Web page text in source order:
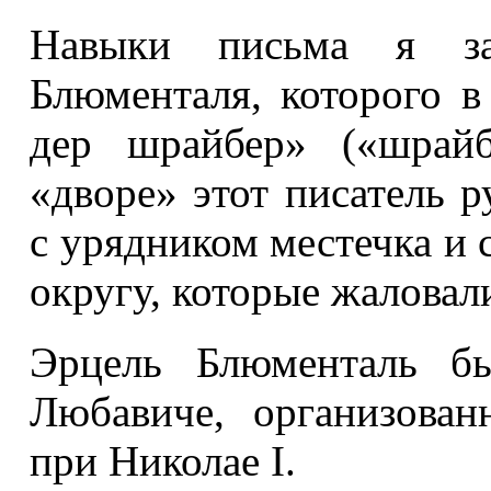
Навыки письма я
Блюменталя, которого
дер шрайбер»
«дворе» этот писатель
с урядником местечка и
округу, которые
Эрцель Блюменталь
Любавиче,
при Николае I.